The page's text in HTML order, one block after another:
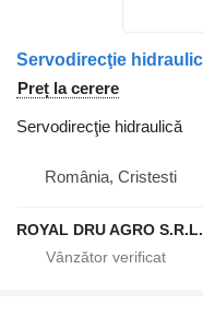
Preț la cerere
Servodirecţie hidraulică
România, Cristesti
ROYAL DRU AGRO S.R.L.